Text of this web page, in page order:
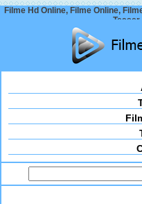
Filme Hd Online, Filme Online,